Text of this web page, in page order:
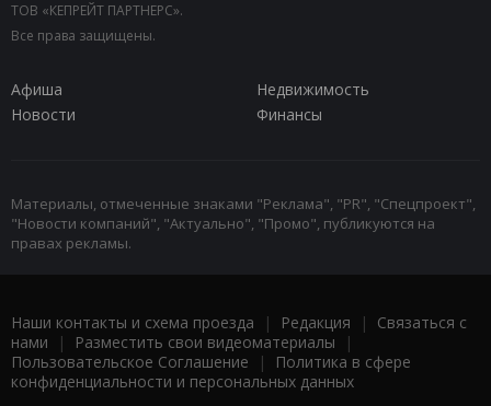
ТОВ «КЕПРЕЙТ ПАРТНЕРС».
Все права защищены.
Афиша
Недвижимость
Новости
Финансы
Материалы, отмеченные знаками "Реклама", "PR", "Спецпроект",
"Новости компаний", "Актуально", "Промо", публикуются на
правах рекламы.
Наши контакты и схема проезда | Редакция | Связаться с
нами | Разместить свои видеоматериалы |
Пользовательское Соглашение |
Политика в сфере
конфиденциальности и персональных данных